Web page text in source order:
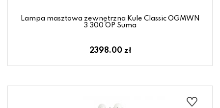
Lampa masztowa zewnętrzna Kule Classic OGMWN
3 300 OP Suma
2398.00 zł